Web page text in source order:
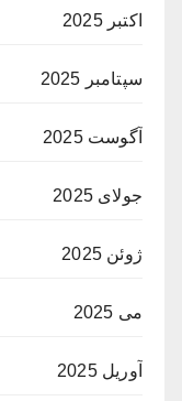
اکتبر 2025
سپتامبر 2025
آگوست 2025
جولای 2025
ژوئن 2025
می 2025
آوریل 2025